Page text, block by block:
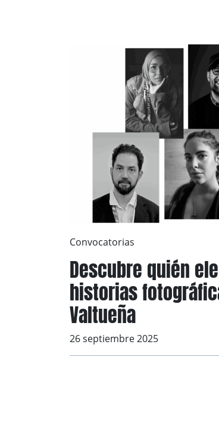
Convocatorias
Descubre quién
historias
Valtueña
26 septiembre 2025